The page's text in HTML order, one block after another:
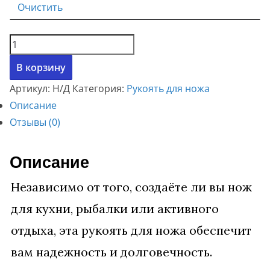
н
а
я
ц
е
н
с
о
с
т
а
1
0
₽
.
Очистить
Количество
товара
Рукоять
для
ножа.
В корзину
Артикул: Н/Д Категория: Рукоять для ножа
Описание
Отзывы (0)
Описание
Независимо от того, создаёте ли вы нож
для кухни, рыбалки или активного
отдыха, эта рукоять для ножа обеспечит
вам надежность и долговечность.